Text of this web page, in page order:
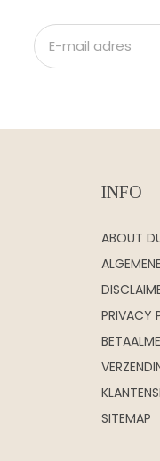
INFO
ABOUT
PRIVACY
SITEMAP